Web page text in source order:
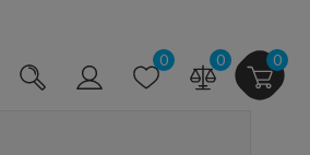
0 0 0